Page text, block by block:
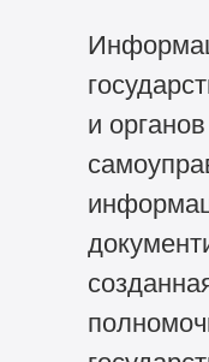
и